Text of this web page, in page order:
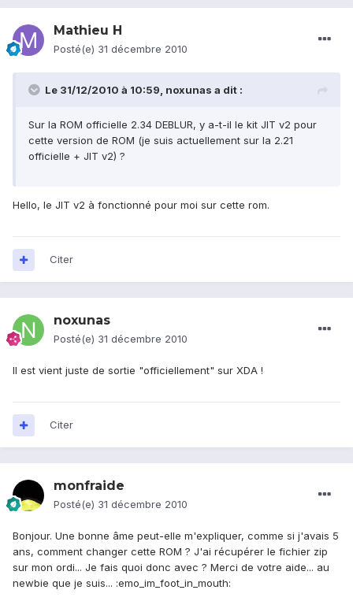
Mathieu H
Posté(e) 31 décembre 2010
Le 31/12/2010 à 10:59, noxunas a dit :
Sur la ROM officielle 2.34 DEBLUR, y a-t-il le kit JIT v2 pour
cette version de ROM (je suis actuellement sur la 2.21
officielle + JIT v2) ?
Hello, le JIT v2 à fonctionné pour moi sur cette rom.
Citer
noxunas
Posté(e) 31 décembre 2010
Il est vient juste de sortie "officiellement" sur XDA !
Citer
monfraide
Posté(e) 31 décembre 2010
Bonjour. Une bonne âme peut-elle m'expliquer, comme si j'avais 5
ans, comment changer cette ROM ? J'ai récupérer le fichier zip
sur mon ordi... Je fais quoi donc avec ? Merci de votre aide... au
newbie que je suis... :emo_im_foot_in_mouth: